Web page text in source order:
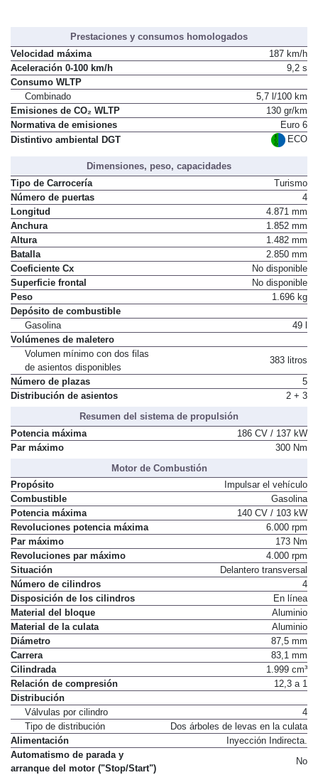
Prestaciones y consumos homologados
Velocidad máxima
187 km/h
Aceleración 0-100 km/h
9,2 s
Consumo WLTP
Combinado
5,7 l/100 km
Emisiones de CO₂ WLTP
130 gr/km
Normativa de emisiones
Euro 6
Distintivo ambiental DGT
ECO
Dimensiones, peso, capacidades
Tipo de Carrocería
Turismo
Número de puertas
4
Longitud
4.871 mm
Anchura
1.852 mm
Altura
1.482 mm
Batalla
2.850 mm
Coeficiente Cx
No disponible
Superficie frontal
No disponible
Peso
1.696 kg
Depósito de combustible
Gasolina
49 l
Volúmenes de maletero
Volumen mínimo con dos filas
de asientos disponibles
383 litros
Número de plazas
5
Distribución de asientos
2 + 3
Resumen del sistema de propulsión
Potencia máxima
186 CV / 137 kW
Par máximo
300 Nm
Motor de Combustión
Propósito
Impulsar el vehículo
Combustible
Gasolina
Potencia máxima
140 CV / 103 kW
Revoluciones potencia máxima
6.000 rpm
Par máximo
173 Nm
Revoluciones par máximo
4.000 rpm
Situación
Delantero transversal
Número de cilindros
4
Disposición de los cilindros
En línea
Material del bloque
Aluminio
Material de la culata
Aluminio
Diámetro
87,5 mm
Carrera
83,1 mm
Cilindrada
1.999 cm³
Relación de compresión
12,3 a 1
Distribución
Válvulas por cilindro
4
Tipo de distribución
Dos árboles de levas en la culata
Alimentación
Inyección Indirecta.
Automatismo de parada y
arranque del motor ("Stop/Start")
No